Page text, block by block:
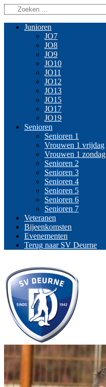
Junioren
JO7
JO8
JO9
JO10
JO11
JO12
JO13
JO15
JO17
JO19
Senioren
Senioren 1
Vrouwen 1 vrijdag
Vrouwen 1 zondag
Senioren 2
Senioren 3
Senioren 4
Senioren 5
Senioren 6
Senioren 7
Veteranen
Bijeenkomsten
Evenementen
Terug naar SV Deurne